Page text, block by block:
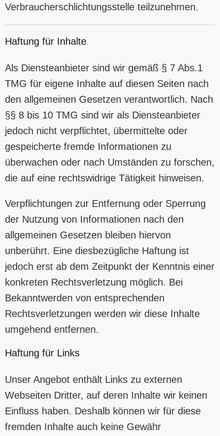
Verbraucherschlichtungsstelle teilzunehmen.
Haftung für Inhalte
Als Diensteanbieter sind wir gemäß § 7 Abs.1
TMG für eigene Inhalte auf diesen Seiten nach
den allgemeinen Gesetzen verantwortlich. Nach
§§ 8 bis 10 TMG sind wir als Diensteanbieter
jedoch nicht verpflichtet, übermittelte oder
gespeicherte fremde Informationen zu
überwachen oder nach Umständen zu forschen,
die auf eine rechtswidrige Tätigkeit hinweisen.
Verpflichtungen zur Entfernung oder Sperrung
der Nutzung von Informationen nach den
allgemeinen Gesetzen bleiben hiervon
unberührt. Eine diesbezügliche Haftung ist
jedoch erst ab dem Zeitpunkt der Kenntnis einer
konkreten Rechtsverletzung möglich. Bei
Bekanntwerden von entsprechenden
Rechtsverletzungen werden wir diese Inhalte
umgehend entfernen.
Haftung für Links
Unser Angebot enthält Links zu externen
Webseiten Dritter, auf deren Inhalte wir keinen
Einfluss haben. Deshalb können wir für diese
fremden Inhalte auch keine Gewähr